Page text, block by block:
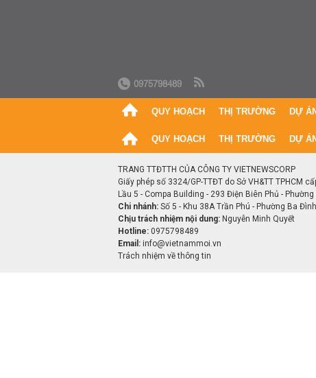
0975798489
QUY HOẠCH THỊ TRƯỜNG DỰ ÁN
QUY HOẠCH THỊ TRƯỜNG DỰ ÁN
TRANG TTĐTTH CỦA CÔNG TY VIETNEWSCORP
Giấy phép số 3324/GP-TTĐT do Sở VH&TT TPHCM
Lầu 5 - Compa Building - 293 Điện Biên Phủ - Phường
Chi nhánh: Số 5 - Khu 38A Trần Phú - Phường Ba Đình
Chịu trách nhiệm nội dung: Nguyễn Minh Quyết
Hotline: 0975798489
Email: info@vietnammoi.vn
Trách nhiệm về thông tin